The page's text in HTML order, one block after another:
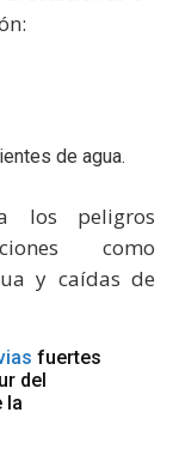
de agua.
los peligros
como
y caídas de
fuertes
del
la